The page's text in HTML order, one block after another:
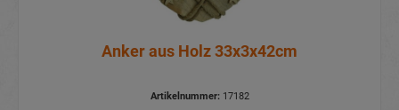
Anker aus Holz 33x3x42cm
Artikelnummer:17182